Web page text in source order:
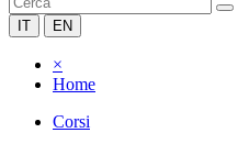
IT EN
×
Home
Corsi